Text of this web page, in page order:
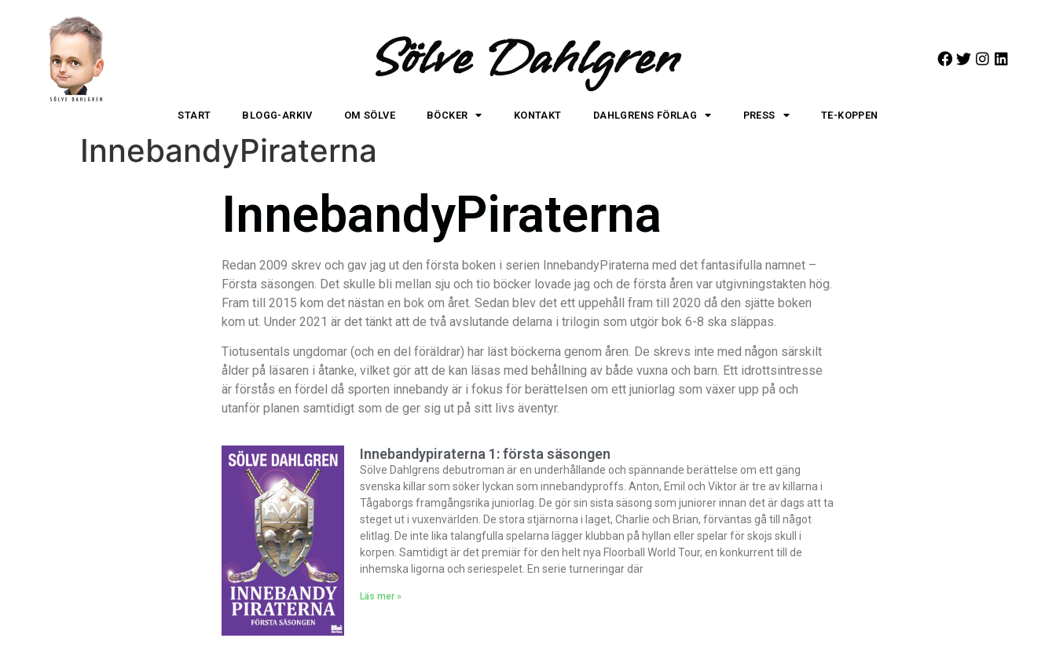
Sölve Dahlgren
START BLOGG-ARKIV OM SÖLVE BÖCKER KONTAKT DAHLGRENS FÖRLAG PRESS TE-KOPPEN
InnebandyPiraterna
InnebandyPiraterna
Redan 2009 skrev och gav jag ut den första boken i serien InnebandyPiraterna med det fantasifulla namnet –
Första säsongen. Det skulle bli mellan sju och tio böcker lovade jag och de första åren var utgivningstakten hög.
Fram till 2015 kom det nästan en bok om året. Sedan blev det ett uppehåll fram till 2020 då den sjätte boken
kom ut. Under 2021 är det tänkt att de två avslutande delarna i trilogin som utgör bok 6-8 ska släppas.
Tiotusentals ungdomar (och en del föräldrar) har läst böckerna genom åren. De skrevs inte med någon särskilt
ålder på läsaren i åtanke, vilket gör att de kan läsas med behållning av både vuxna och barn. Ett idrottsintresse
är förstås en fördel då sporten innebandy är i fokus för berättelsen om ett juniorlag som växer upp på och
utanför planen samtidigt som de ger sig ut på sitt livs äventyr.
Innebandypiraterna 1: första säsongen
Sölve Dahlgrens debutroman är en underhållande och spännande berättelse om ett gäng
svenska killar som söker lyckan som innebandyproffs. Anton, Emil och Viktor är tre av killarna i
Tågaborgs framgångsrika juniorlag. De gör sin sista säsong som juniorer innan det är dags att ta
steget ut i vuxenvärlden. De stora stjärnorna i laget, Charlie och Brian, förväntas gå till något
elitlag. De inte lika talangfulla spelarna lägger klubban på hyllan eller spelar för skojs skull i
korpen. Samtidigt är det premiär för den helt nya Floorball World Tour, en konkurrent till de
inhemska ligorna och seriespelet. En serie turneringar där
Läs mer »